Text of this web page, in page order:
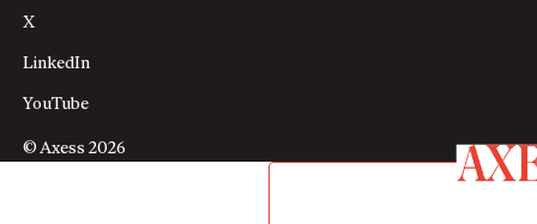
X
LinkedIn
YouTube
© Axess 2026